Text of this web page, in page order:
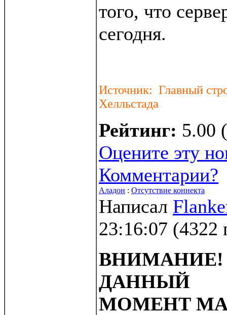
того, что
сегодня.
Источник: Главный
Хелльстада
Рейтинг: 5.00
Оцените эту
Комментарии?
Аладон : Отсутствие коннекта
Написал
23:16:07 (4322
ВНИМАНИЕ!
ДАННЫЙ
МОМЕНТ